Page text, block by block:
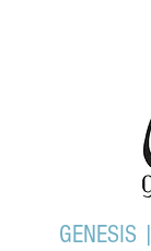
GENESIS |